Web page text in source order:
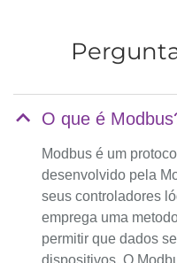
O que é
Modbus é um
desenvolvido pela
seus controladores
emprega uma
permitir que dados
dispositivos. O